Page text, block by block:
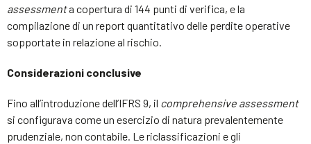
assessmenta copertura di 144 punti di verifica, e la
compilazione di un report quantitativo delle perdite operative
sopportate in relazione al rischio.
Considerazioni conclusive
Fino all’introduzione dell’IFRS 9, il comprehensive assessment
si configurava come un esercizio di natura prevalentemente
prudenziale, non contabile. Le riclassificazioni e gli